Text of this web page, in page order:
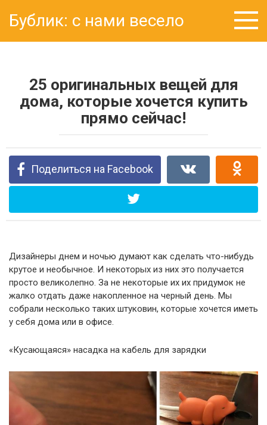
контенту
Бублик: с нами весело
25 оригинальных вещей для
дома, которые хочется купить
прямо сейчас!
Поделиться на Facebook
Дизайнеры днем и ночью думают как сделать что-нибудь
крутое и необычное. И некоторых из них это получается
просто великолепно. За не некоторые их их придумок не
жалко отдать даже накопленное на черный день. Мы
собрали несколько таких штуковин, которые хочется иметь
у себя дома или в офисе.
«Кусающаяся» насадка на кабель для зарядки